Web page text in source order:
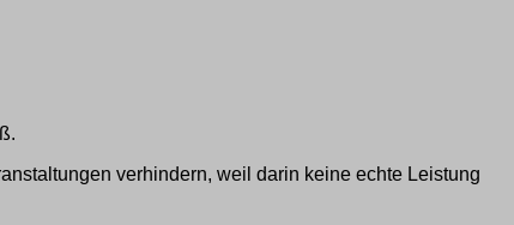
verhindern, weil darin keine echte Leistung